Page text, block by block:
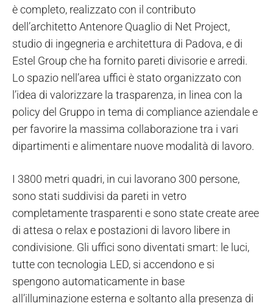
è completo, realizzato con il contributo
dell’architetto Antenore Quaglio di Net Project,
studio di ingegneria e architettura di Padova, e di
Estel Group che ha fornito pareti divisorie e arredi.
Lo spazio nell’area uffici è stato organizzato con
l’idea di valorizzare la trasparenza, in linea con la
policy del Gruppo in tema di compliance aziendale e
per favorire la massima collaborazione tra i vari
dipartimenti e alimentare nuove modalità di lavoro.
I 3800 metri quadri, in cui lavorano 300 persone,
sono stati suddivisi da pareti in vetro
completamente trasparenti e sono state create aree
di attesa o relax e postazioni di lavoro libere in
condivisione. Gli uffici sono diventati smart: le luci,
tutte con tecnologia LED, si accendono e si
spengono automaticamente in base
all’illuminazione esterna e soltanto alla presenza di